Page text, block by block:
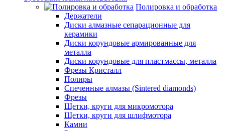
Полировка и обработка
Держатели
Диски алмазные сепарационные для
керамики
Диски корундовые армированные для
металла
Диски корундовые для пластмассы, металла
Фрезы Кристалл
Полиры
Спеченные алмазы (Sintered diamonds)
Фрезы
Щетки, круги для микромотора
Щетки, круги для шлифмотора
Камни